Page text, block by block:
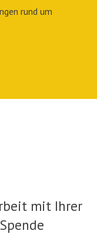
rund um
mit Ihrer